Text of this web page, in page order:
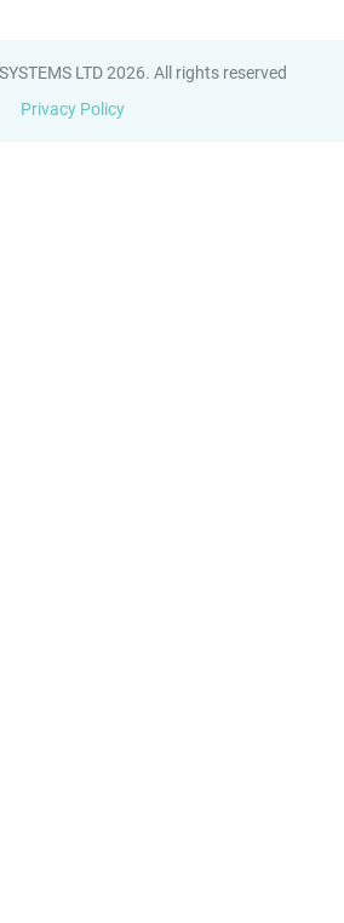
LTD 2026. All rights reserved
Privacy Policy